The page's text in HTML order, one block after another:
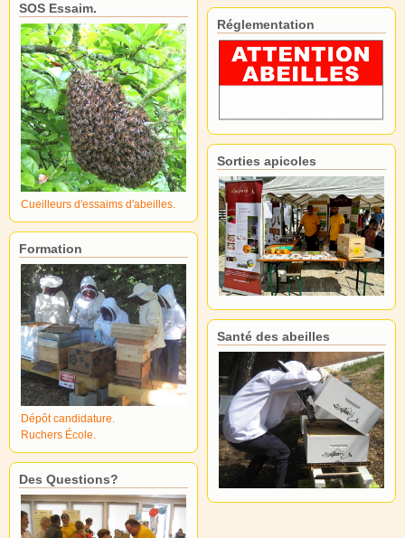
SOS Essaim.
Cueilleurs d'essaims d'abeilles.
Formation
Dépôt candidature.
Ruchers École.
Des Questions?
Réglementation
Sorties apicoles
Santé des abeilles